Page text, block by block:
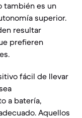
también es un
superior.
resultar
prefieren
fácil de llevar
a batería,
Aquellos